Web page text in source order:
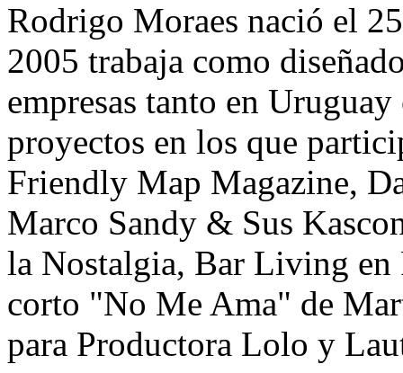
Rodrigo Moraes nació el
2005 trabaja como
empresas tanto en
proyectos en los que
Friendly Map Magazine,
Marco Sandy & Sus
la Nostalgia, Bar Living en
corto "No Me Ama" de
para Productora Lolo y